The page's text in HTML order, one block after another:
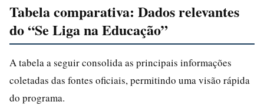
Tabela comparativa: Dados relevantes
do “Se Liga na Educação”
A tabela a seguir consolida as principais informações
coletadas das fontes oficiais, permitindo uma visão rápida
do programa.